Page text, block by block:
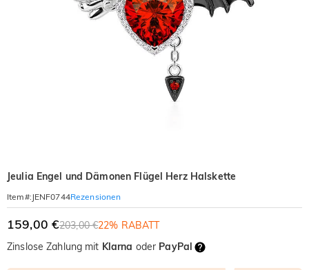
Jeulia Engel und Dämonen Flügel Herz Halskette
Item#: JENF0744Rezensionen
159,00 €203,00 €22% RABATT
Zinslose Zahlung mit Klarna oder PayPal